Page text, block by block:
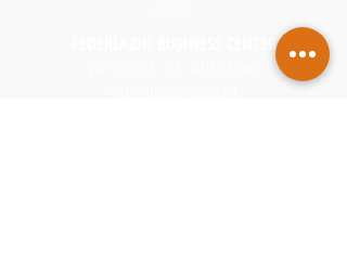
FEDERLAZIO BUSINESS CENTER